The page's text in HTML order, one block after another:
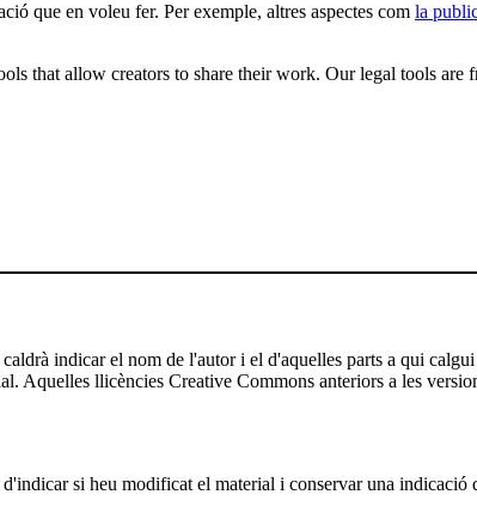
que en voleu fer. Per exemple, altres aspectes com la
that allow creators to share their work. Our legal tools are
indicar el nom de l'autor i el d'aquelles parts a qui
Aquelles llicències Creative Commons anteriors a les
si heu modificat el material i conservar una indicació